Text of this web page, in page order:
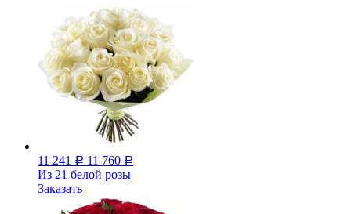
11 241 Р 11 760 Р
Из 21 белой розы
Заказать